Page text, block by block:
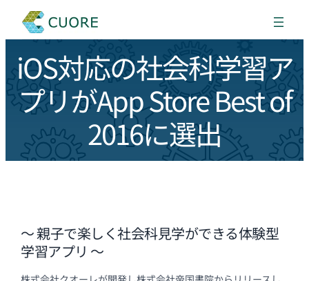
iOS対応の社会科学習ア
プリがApp Store Best of
2016に選出
～ 親子で楽しく社会科見学ができる体験型
学習アプリ ～